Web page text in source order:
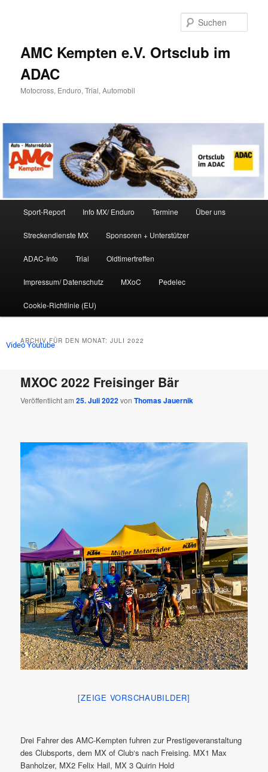
AMC Kempten e.V. Ortsclub im
ADAC
Motocross, Enduro, Trial, Automobil
Sport-Report Info MX/ Enduro Termine Über uns
Streckendienste MX Sponsoren + Unterstützer
ADAC-Info Trial Oldtimertreffen
Impressum/ Datenschutz MXoC Pedelec
Cookie-Richtlinie (EU)
ARCHIV FÜR DEN MONAT:JULI 2022
MXOC 2022 Freisinger Bär
Veröffentlicht am25. Juli 2022vonThomas Jauernik
[ZEIGE VORSCHAUBILDER]
Drei Fahrer des AMC-Kempten fuhren zur Prestigeveranstaltung
des Clubsports, dem MX of Club‘s nach Freising. MX1 Max
Banholzer, MX2 Felix Hail, MX 3 Quirin Hold
Video Youtube